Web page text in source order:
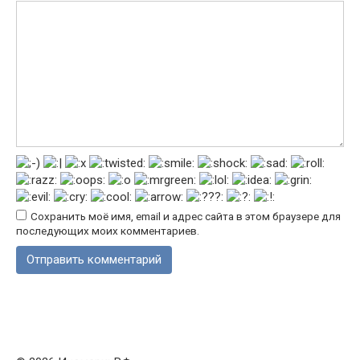
Сохранить моё имя, email и адрес сайта в этом браузере для
последующих моих комментариев.